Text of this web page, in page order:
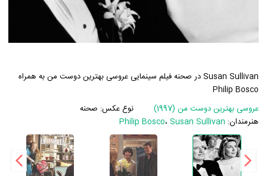
Susan Sullivan در صحنه فیلم سینمایی عروسی بهترین دوست من به همراه
Philip Bosco
عروسی بهترین دوست من (1997)
نوع عکس: صحنه
هنرمندان:
Philip Bosco، Susan Sullivan